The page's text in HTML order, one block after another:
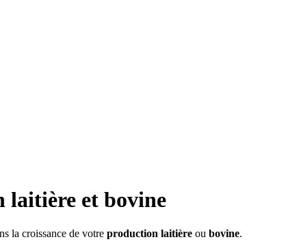
et bovine
la croissance de votre production laitière ou bovine.